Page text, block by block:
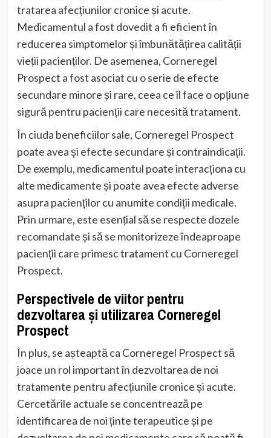
tratarea afecțiunilor cronice și acute.
Medicamentul a fost dovedit a fi eficient în
reducerea simptomelor și îmbunătățirea calității
vieții pacienților. De asemenea, Corneregel
Prospect a fost asociat cu o serie de efecte
secundare minore și rare, ceea ce îl face o opțiune
sigură pentru pacienții care necesită tratament.
În ciuda beneficiilor sale, Corneregel Prospect
poate avea și efecte secundare și contraindicații.
De exemplu, medicamentul poate interacționa cu
alte medicamente și poate avea efecte adverse
asupra pacienților cu anumite condiții medicale.
Prin urmare, este esențial să se respecte dozele
recomandate și să se monitorizeze îndeaproape
pacienții care primesc tratament cu Corneregel
Prospect.
Perspectivele de viitor pentru
dezvoltarea și utilizarea Corneregel
Prospect
În plus, se așteaptă ca Corneregel Prospect să
joace un rol important în dezvoltarea de noi
tratamente pentru afecțiunile cronice și acute.
Cercetările actuale se concentrează pe
identificarea de noi ținte terapeutice și pe